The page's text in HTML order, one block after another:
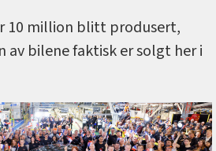
10 million blitt produsert,
av bilene faktisk er solgt her i